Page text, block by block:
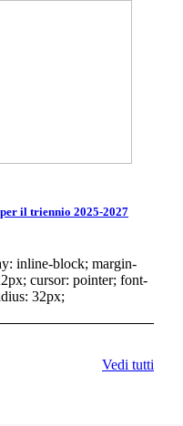
il triennio 2025-2027
inline-block; margin-
cursor: pointer; font-
32px;
Vedi tutti